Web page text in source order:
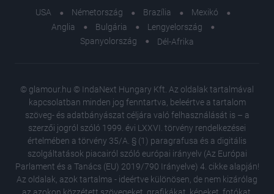
USA Németország Brazília
Mexikó
Anglia
Bulgária
Lengyelország
Spanyolország
Dél-Afrika
© glamour.hu © IndaNext Hungary Kft. Az oldalak tartalmával
kapcsolatban minden jog fenntartva, beleértve a tartalom
szöveg- és adatbányászat céljára való felhasználását is – a
szerzői jogról szóló 1999. évi LXXVI. törvény rendelkezései
értelmében a törvény 35/A. § (1) paragrafusa és a digitális
szolgáltatások piacairól szóló európai irányelv (Az Európai
Parlament és a Tanács (EU) 2019/790 Irányelve) 4. cikke alapján!
Az oldalak, azok tartalma - ideértve különösen, de nem kizárólag